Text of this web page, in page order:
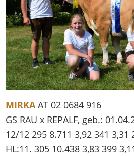
MIRKAAT 02 0684 916
GS RAU x REPALF, geb.:
12/12 295 8.711 3,92 341 3,31
HL:11. 305 10.438 3,83 399